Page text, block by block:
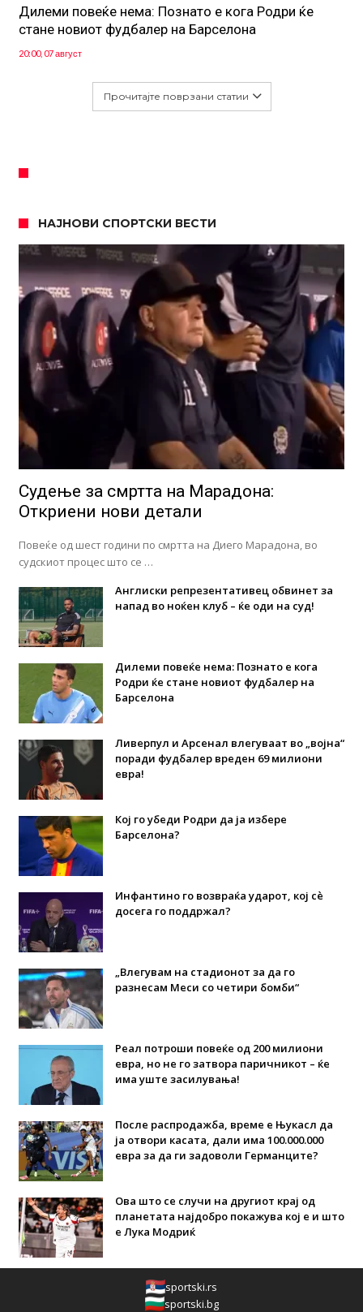
Дилеми повеќе нема: Познато е кога Родри ќе
стане новиот фудбалер на Барселона
20:00, 07 август
Прочитајте поврзани статии
НАЈНОВИ СПОРТСКИ ВЕСТИ
Судење за смртта на Марадона:
Откриени нови детали
Повеќе од шест години по смртта на Диего Марадона, во
судскиот процес што се …
Англиски репрезентативец обвинет за
напад во ноќен клуб – ќе оди на суд!
Дилеми повеќе нема: Познато е кога
Родри ќе стане новиот фудбалер на
Барселона
Ливерпул и Арсенал влегуваат во „војна“
поради фудбалер вреден 69 милиони
евра!
Кој го убеди Родри да ја избере
Барселона?
Инфантино го возвраќа ударот, кој сè
досега го поддржал?
„Влегувам на стадионот за да го
разнесам Меси со четири бомби“
Реал потроши повеќе од 200 милиони
евра, но не го затвора паричникот – ќе
има уште засилувања!
После распродажба, време е Њукасл да
ја отвори касата, дали има 100.000.000
евра за да ги задоволи Германците?
Ова што се случи на другиот крај од
планетата најдобро покажува кој е и што
е Лука Модриќ
sportski.rs
sportski.bg